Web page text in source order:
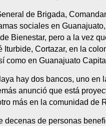
de Brigada,
sociales en
Bienestar, pero a la vez
Iturbide, Cortazar, en la
como en Guanajuato
hay dos bancos, uno
anunció que está
más en la comunidad de
decenas de personas